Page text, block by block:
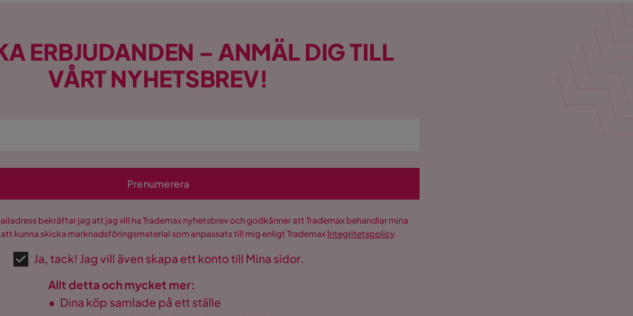
ERBJUDANDEN – ANMÄL DIG TILL
VÅRT NYHETSBREV!
Prenumerera
bekräftar jag att jag vill ha Trademax nyhetsbrev och godkänner att Trademax behandlar mina
kunna skicka marknadsföringsmaterial som anpassats till mig enligt Trademax Integritetspolicy.
Ja, tack! Jag vill även skapa ett konto till Mina sidor.
Allt detta och mycket mer:
• Dina köp samlade på ett ställe